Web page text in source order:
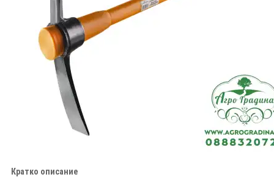
Кратко описание